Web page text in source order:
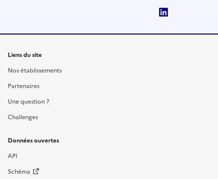
Liens du site
Nos établissements
Partenaires
Une question ?
Challenges
Données ouvertes
API
Schéma